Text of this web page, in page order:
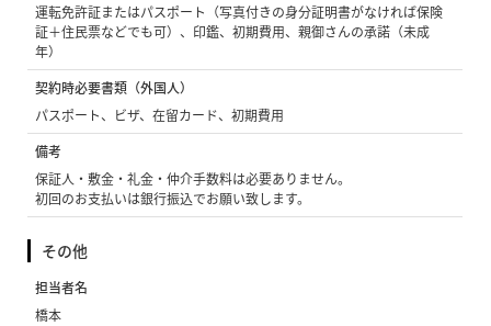
運転免許証またはパスポート（写真付きの身分証明書がなければ保険
証＋住民票などでも可）、印鑑、初期費用、親御さんの承諾（未成
年）
契約時必要書類（外国人）
パスポート、ビザ、在留カード、初期費用
備考
保証人・敷金・礼金・仲介手数料は必要ありません。
初回のお支払いは銀行振込でお願い致します。
その他
担当者名
橋本